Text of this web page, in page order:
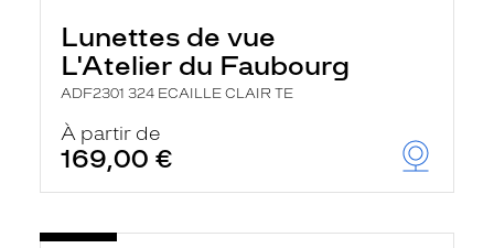
Lunettes de vue
L'Atelier du Faubourg
ADF2301 324 ECAILLE CLAIR TE
À partir de
169,00 €